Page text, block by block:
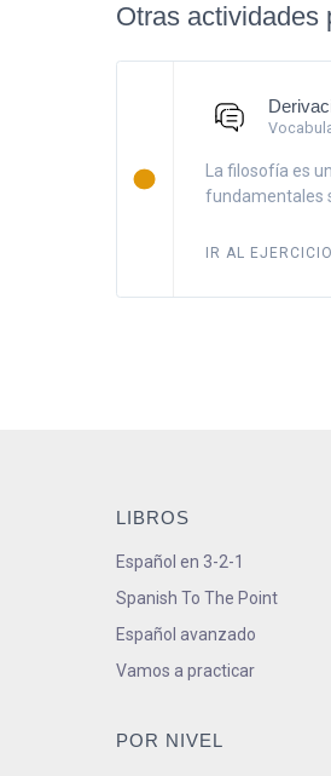
Otras actividades
La filosofía es
fundamentales
IR AL EJERCICIO
LIBROS
Español en 3-2-1
Spanish To The Point
Español avanzado
Vamos a practicar
POR NIVEL